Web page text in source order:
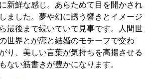
新鮮な感じ。あらためて目を開かされ
ました。夢や幻に誘う響きとイメージ
最後まで続いていて見事です。人間世
世界とが恋と結婚のモチーフで交わ
り、美しい言葉が気持ちを高揚させる
ない筋書きが豊かになります。